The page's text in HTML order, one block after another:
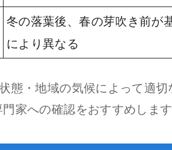
冬の落葉後、春の芽吹き前が
により異なる
態・地域の気候によって適切
家への確認をおすすめします